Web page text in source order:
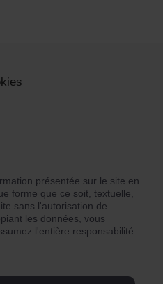
présentée sur le site en
forme que ce soit, textuelle,
sans l'autorisation de
les données, vous
l'entière responsabilité